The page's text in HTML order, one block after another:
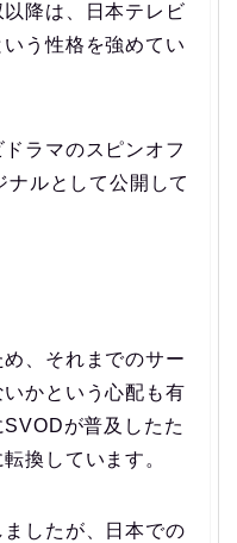
降は、日本テレビ
う性格を強めてい
ラマのスピンオフ
ルとして公開して
、それまでのサー
かという心配も有
が普及したた
換しています。
したが、日本での